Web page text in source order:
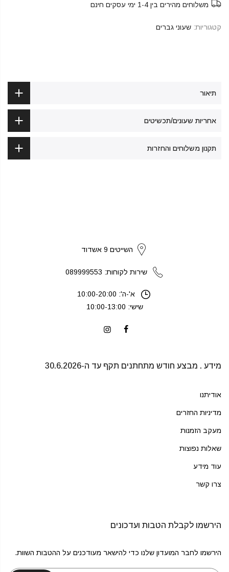
משלוחים מהירים בין 1-4 ימי עסקים חינם
קטגוריות: שעוני גברים
תיאור
אחריות שעונים/תכשיטים
תקנון משלוחים והחזרות
השייטים 9 אשדוד
שירות לקוחות: 089999553
א'-ה': 10:00-20:00
שישי: 10:00-13:00
מידע . מבצע חודש מתחתנים תקף עד ה-30.6.2026
אודיתנו
מדיניות החזרים
מעקב הזמנות
שאלות נפוצות
עוד מידע
צרו קשר
הירשמו לקבלת הטבות ועדכונים
הירשמו לחבר המועדון שלנו כדי להישאר מעודכנים על ההטבות השוות.